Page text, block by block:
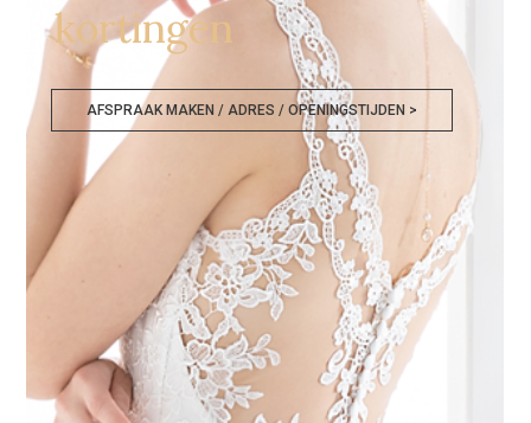
kortingen
AFSPRAAK MAKEN / ADRES / OPENINGSTIJDEN >
Bruidsmodewinkels Genk
Bruidsmodewinkels Genk. De
grootste Trouwjurken